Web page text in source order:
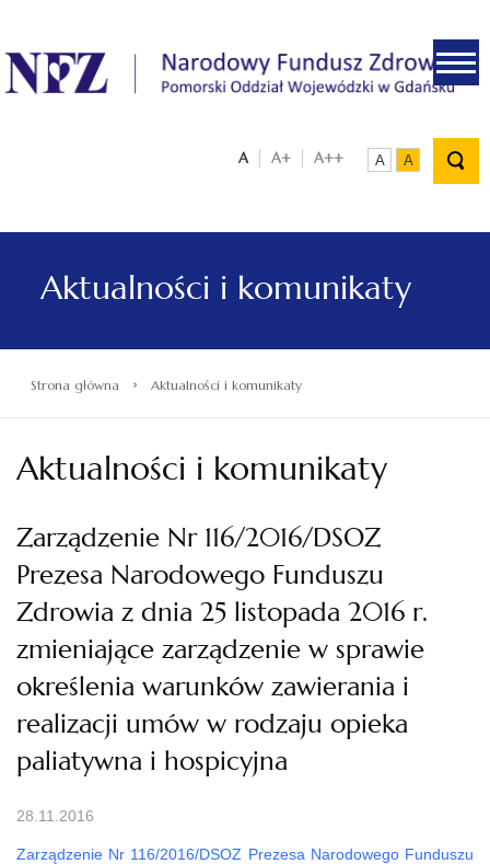
.
A A+ A++ A A
Aktualności i komunikaty
Strona główna › Aktualności i komunikaty
Aktualności i komunikaty
Zarządzenie Nr 116/2016/DSOZ
Prezesa Narodowego Funduszu
Zdrowia z dnia 25 listopada 2016 r.
zmieniające zarządzenie w sprawie
określenia warunków zawierania i
realizacji umów w rodzaju opieka
paliatywna i hospicyjna
28.11.2016
Zarządzenie Nr 116/2016/DSOZ Prezesa Narodowego Funduszu